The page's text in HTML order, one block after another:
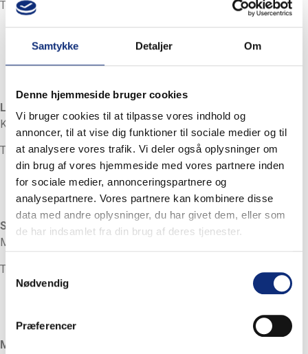
Samtykke Detaljer Om
Denne hjemmeside bruger cookies
Vi bruger cookies til at tilpasse vores indhold og
annoncer, til at vise dig funktioner til sociale medier og til
at analysere vores trafik. Vi deler også oplysninger om
din brug af vores hjemmeside med vores partnere inden
for sociale medier, annonceringspartnere og
analysepartnere. Vores partnere kan kombinere disse
data med andre oplysninger, du har givet dem, eller som
de har indsamlet fra din brug af deres tjenester.
Samtykkevalg
Nødvendig
Præferencer
Telefon: (+45) 98 24 15 11
Lasse Knudsen
Klargøring
Telefon: (+45) 98 24 15 11
Søren Neve
Maler
Telefon: (+45) 98 24 15 11
Morten Agesen